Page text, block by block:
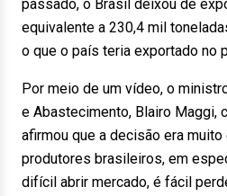
passado, o Brasil deixou de
equivalente a 230,4 mil
o que o país teria exportado no
Por meio de um vídeo, o
e Abastecimento, Blairo Maggi,
afirmou que a decisão era
produtores brasileiros, em
difícil abrir mercado, é fácil